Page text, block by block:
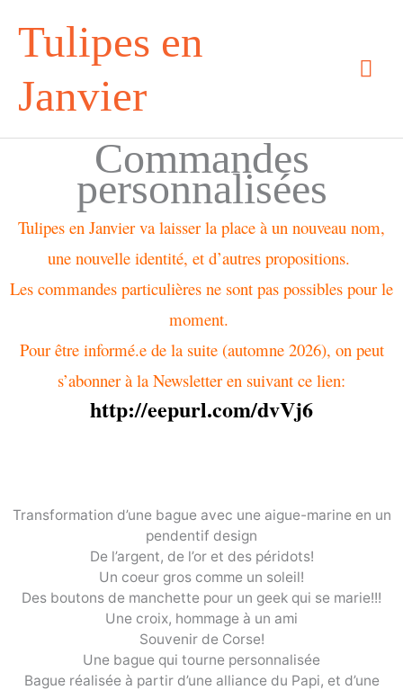
contenu
Tulipes en
Janvier
Commandes
personnalisées
Tulipes en Janvier va laisser la place à un nouveau nom,
une nouvelle identité, et d’autres propositions.
Les commandes particulières ne sont pas possibles pour le
moment.
Pour être informé.e de la suite (automne 2026), on peut
s’abonner à la Newsletter en suivant ce lien:
http://eepurl.com/dvVj6
Transformation d’une bague avec une aigue-marine en un
pendentif design
De l’argent, de l’or et des péridots!
Un coeur gros comme un soleil!
Des boutons de manchette pour un geek qui se marie!!!
Une croix, hommage à un ami
Souvenir de Corse!
Une bague qui tourne personnalisée
Bague réalisée à partir d’une alliance du Papi, et d’une